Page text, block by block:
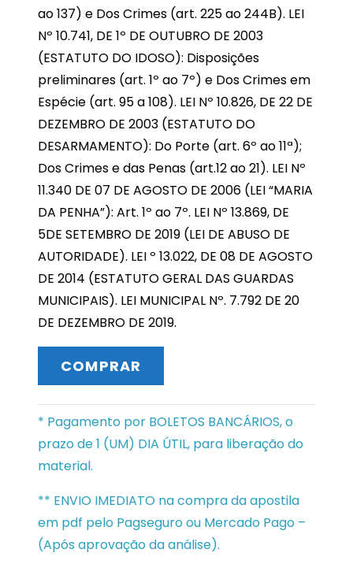
ao 137) e Dos Crimes (art. 225 ao 244B). LEI
Nº 10.741, DE 1º DE OUTUBRO DE 2003
(ESTATUTO DO IDOSO): Disposições
preliminares (art. 1º ao 7º) e Dos Crimes em
Espécie (art. 95 a 108). LEI Nº 10.826, DE 22 DE
DEZEMBRO DE 2003 (ESTATUTO DO
DESARMAMENTO): Do Porte (art. 6º ao 11ª);
Dos Crimes e das Penas (art.12 ao 21). LEI Nº
11.340 DE 07 DE AGOSTO DE 2006 (LEI “MARIA
DA PENHA”): Art. 1º ao 7º. LEI Nº 13.869, DE
5DE SETEMBRO DE 2019 (LEI DE ABUSO DE
AUTORIDADE). LEI º 13.022, DE 08 DE AGOSTO
DE 2014 (ESTATUTO GERAL DAS GUARDAS
MUNICIPAIS). LEI MUNICIPAL Nº. 7.792 DE 20
DE DEZEMBRO DE 2019.
COMPRAR
* Pagamento por BOLETOS BANCÁRIOS, o
prazo de 1 (UM) DIA ÚTIL, para liberação do
material.
** ENVIO IMEDIATO na compra da apostila
em pdf pelo Pagseguro ou Mercado Pago –
(Após aprovação da análise).